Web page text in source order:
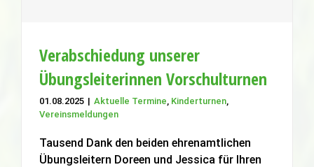
Verabschiedung unserer
Übungsleiterinnen Vorschulturnen
Aktuelle Termine Kinderturnen Vereinsmeldungen
Verabschiedung unserer
Übungsleiterinnen Vorschulturnen
01.08.2025 | Aktuelle Termine, Kinderturnen,
Vereinsmeldungen
Tausend Dank den beiden ehrenamtlichen
Übungsleitern Doreen und Jessica für Ihren